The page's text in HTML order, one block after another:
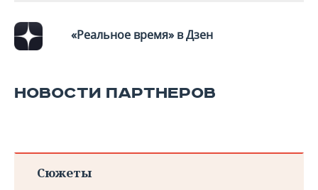
«Реальное время» в Дзен
НОВОСТИ ПАРТНЕРОВ
Сюжеты